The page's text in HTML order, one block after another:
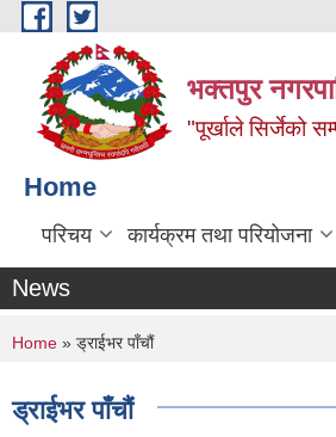
Skip to main content
भक्तपुर
"पूर्खाले सिर्जेको
Home
परिचय कार्यक्रम तथा परियोजना
News
You are here
Home » ड्राईभर पाँचौं
ड्राईभर पाँचौं